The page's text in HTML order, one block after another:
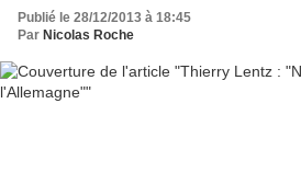
Publié le 28/12/2013 à 18:45
Par Nicolas Roche